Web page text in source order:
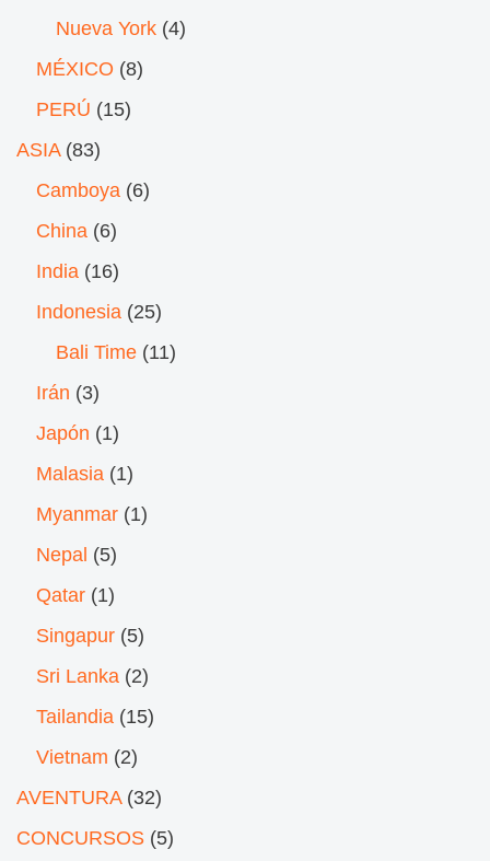
Nueva York (4)
MÉXICO (8)
PERÚ (15)
ASIA(83)
Camboya (6)
China (6)
India (16)
Indonesia (25)
Bali Time (11)
Irán (3)
Japón (1)
Malasia (1)
Myanmar (1)
Nepal (5)
Qatar (1)
Singapur (5)
Sri Lanka (2)
Tailandia (15)
Vietnam (2)
AVENTURA(32)
CONCURSOS (5)